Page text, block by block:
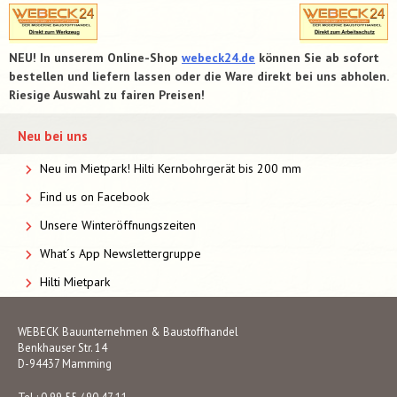
NEU! In unserem Online-Shop webeck24.de können Sie ab sofort
bestellen und liefern lassen oder die Ware direkt bei uns abholen.
Riesige Auswahl zu fairen Preisen!
Neu bei uns
Neu im Mietpark! Hilti Kernbohrgerät bis 200 mm
Find us on Facebook
Unsere Winteröffnungszeiten
What´s App Newslettergruppe
Hilti Mietpark
WEBECK Bauunternehmen & Baustoffhandel
Benkhauser Str. 14
D-94437 Mamming